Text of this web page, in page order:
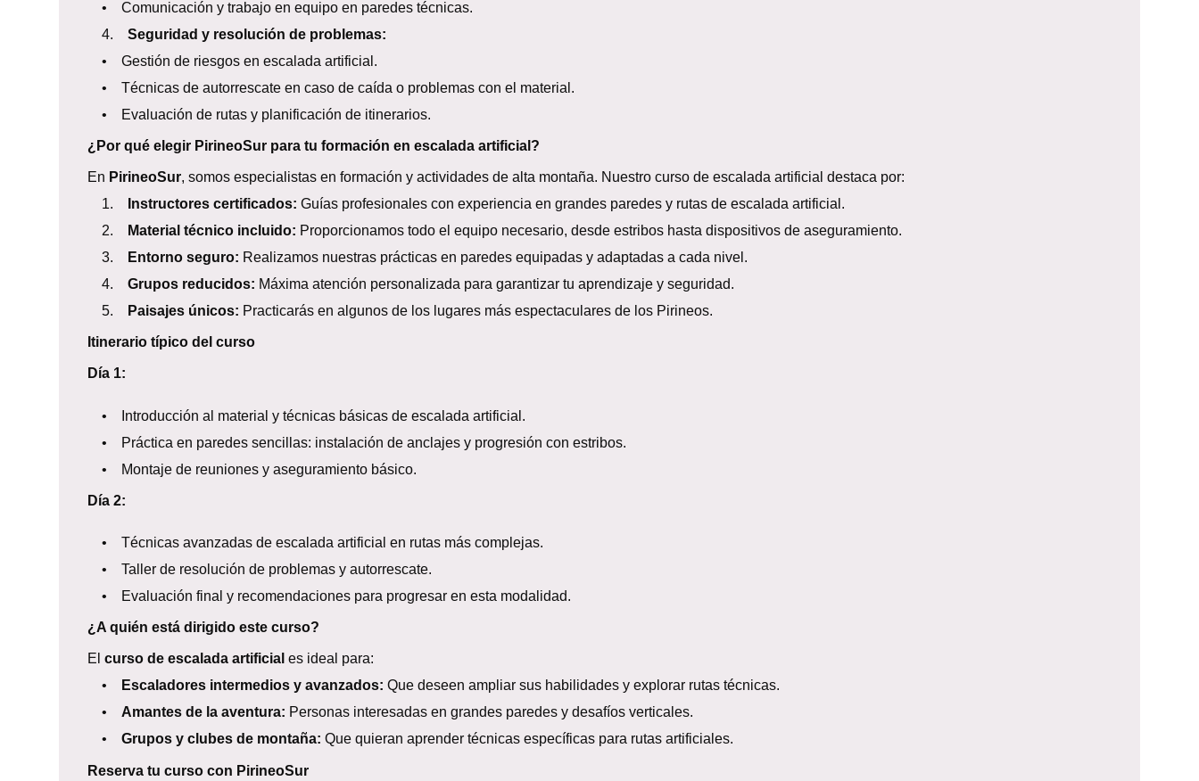
• Comunicación y trabajo en equipo en paredes técnicas.
4. Seguridad y resolución de problemas:
• Gestión de riesgos en escalada artificial.
• Técnicas de autorrescate en caso de caída o problemas con el material.
• Evaluación de rutas y planificación de itinerarios.
¿Por qué elegir PirineoSur para tu formación en escalada artificial?
En PirineoSur, somos especialistas en formación y actividades de alta montaña. Nuestro curso de escalada artificial destaca por:
1.
Instructores certificados: Guías profesionales con experiencia en grandes paredes y rutas de escalada artificial.
2.
Material técnico incluido: Proporcionamos todo el equipo necesario, desde estribos hasta dispositivos de aseguramiento.
3.
Entorno seguro: Realizamos nuestras prácticas en paredes equipadas y adaptadas a cada nivel.
4. Grupos reducidos: Máxima atención personalizada para garantizar tu aprendizaje y seguridad.
5.
Paisajes únicos: Practicarás en algunos de los lugares más espectaculares de los Pirineos.
Itinerario típico del curso
Día 1:
• Introducción al material y técnicas básicas de escalada artificial.
• Práctica en paredes sencillas: instalación de anclajes y progresión con estribos.
• Montaje de reuniones y aseguramiento básico.
Día 2:
• Técnicas avanzadas de escalada artificial en rutas más complejas.
• Taller de resolución de problemas y autorrescate.
• Evaluación final y recomendaciones para progresar en esta modalidad.
¿A quién está dirigido este curso?
El curso de escalada artificial es ideal para:
•
Escaladores intermedios y avanzados: Que deseen ampliar sus habilidades y explorar rutas técnicas.
• Amantes de la aventura: Personas interesadas en grandes paredes y desafíos verticales.
• Grupos y clubes de montaña: Que quieran aprender técnicas específicas para rutas artificiales.
Reserva tu curso con PirineoSur